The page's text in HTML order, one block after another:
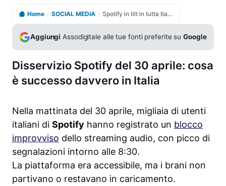
Home / SOCIAL MEDIA / Spotify in tilt in tutta Italia, cause e conseguenze del blocco improvviso dello streaming audio
Aggiungi Assodigitale alle tue fonti preferite suGoogle
Disservizio Spotify del 30 aprile: cosa
è successo davvero in Italia
Nella mattinata del 30 aprile, migliaia di utenti
italiani di Spotify hanno registrato un blocco
improvviso dello streaming audio, con picco di
segnalazioni intorno alle 8:30.
La piattaforma era accessibile, ma i brani non
partivano o restavano in caricamento.